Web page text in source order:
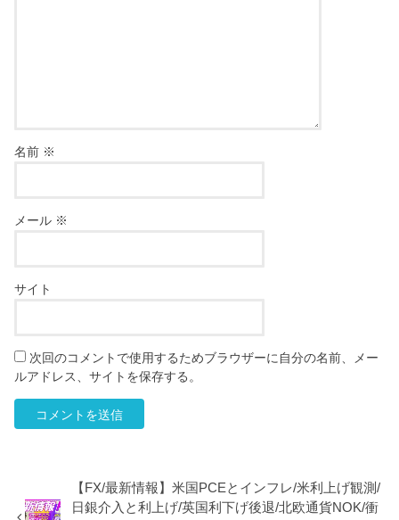
名前 ※
メール ※
サイト
次回のコメントで使用するためブラウザーに自分の名前、メー
ルアドレス、サイトを保存する。
【FX/最新情報】米国PCEとインフレ/米利上げ観測/
日銀介入と利上げ/英国利下げ後退/北欧通貨NOK/衝